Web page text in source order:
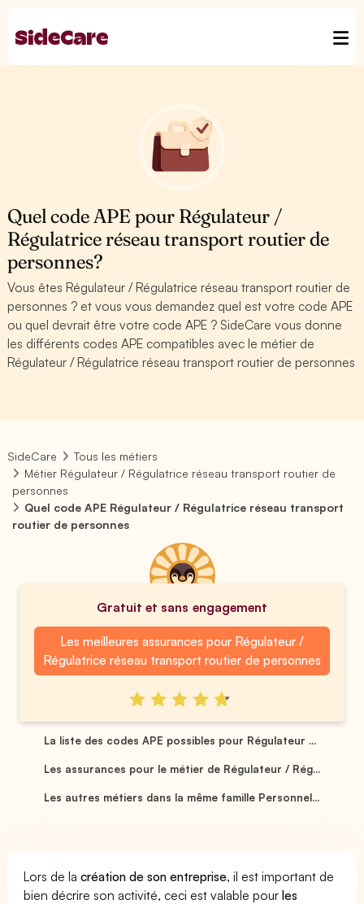
Quel code APE pour Régulateur /
Régulatrice réseau transport routier de
personnes?
Vous êtes Régulateur / Régulatrice réseau transport routier de
personnes ? et vous vous demandez quel est votre code APE
ou quel devrait être votre code APE ? SideCare vous donne
les différents codes APE compatibles avec le métier de
Régulateur / Régulatrice réseau transport routier de personnes
SideCare
Tous les métiers
Métier Régulateur / Régulatrice réseau transport routier de
personnes
Quel code APE Régulateur / Régulatrice réseau transport
routier de personnes
Gratuit et sans engagement
Les meilleures assurances pour Régulateur /
Régulatrice réseau transport routier de personnes
La liste des codes APE possibles pour Régulateur ...
Les assurances pour le métier de Régulateur / Rég...
Les autres métiers dans la même famille Personnel...
Lors de lacréation de son entreprise, il est important de
bien décrire son activité, ceci est valable pourles